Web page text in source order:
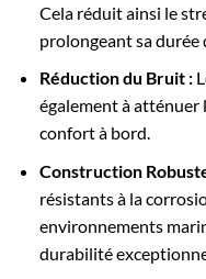
Cela réduit ainsi le
prolongeant sa durée
Réduction du Bruit :
également à atténuer
confort à bord.
Construction
résistants à la
environnements
durabilité